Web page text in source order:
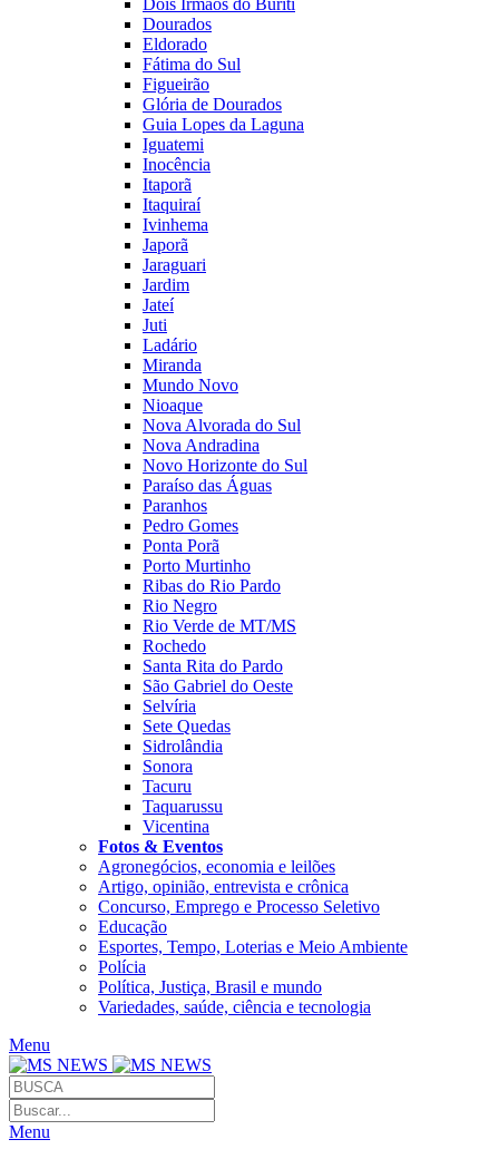
Dois Irmãos do Buriti
Dourados
Eldorado
Fátima do Sul
Figueirão
Glória de Dourados
Guia Lopes da Laguna
Iguatemi
Inocência
Itaporã
Itaquiraí
Ivinhema
Japorã
Jaraguari
Jardim
Jateí
Juti
Ladário
Miranda
Mundo Novo
Nioaque
Nova Alvorada do Sul
Nova Andradina
Novo Horizonte do Sul
Paraíso das Águas
Paranhos
Pedro Gomes
Ponta Porã
Porto Murtinho
Ribas do Rio Pardo
Rio Negro
Rio Verde de MT/MS
Rochedo
Santa Rita do Pardo
São Gabriel do Oeste
Selvíria
Sete Quedas
Sidrolândia
Sonora
Tacuru
Taquarussu
Vicentina
Fotos & Eventos
Agronegócios, economia e leilões
Artigo, opinião, entrevista e crônica
Concurso, Emprego e Processo Seletivo
Educação
Esportes, Tempo, Loterias e Meio Ambiente
Polícia
Política, Justiça, Brasil e mundo
Variedades, saúde, ciência e tecnologia
Menu
Menu